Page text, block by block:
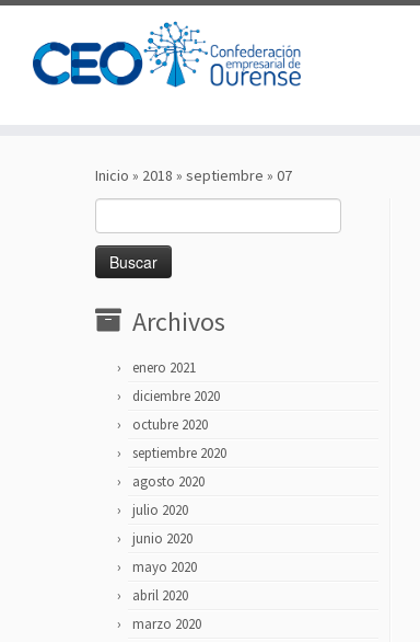
Inicio » 2018 » septiembre » 07
Archivos
enero 2021
diciembre 2020
octubre 2020
septiembre 2020
agosto 2020
julio 2020
junio 2020
mayo 2020
abril 2020
marzo 2020